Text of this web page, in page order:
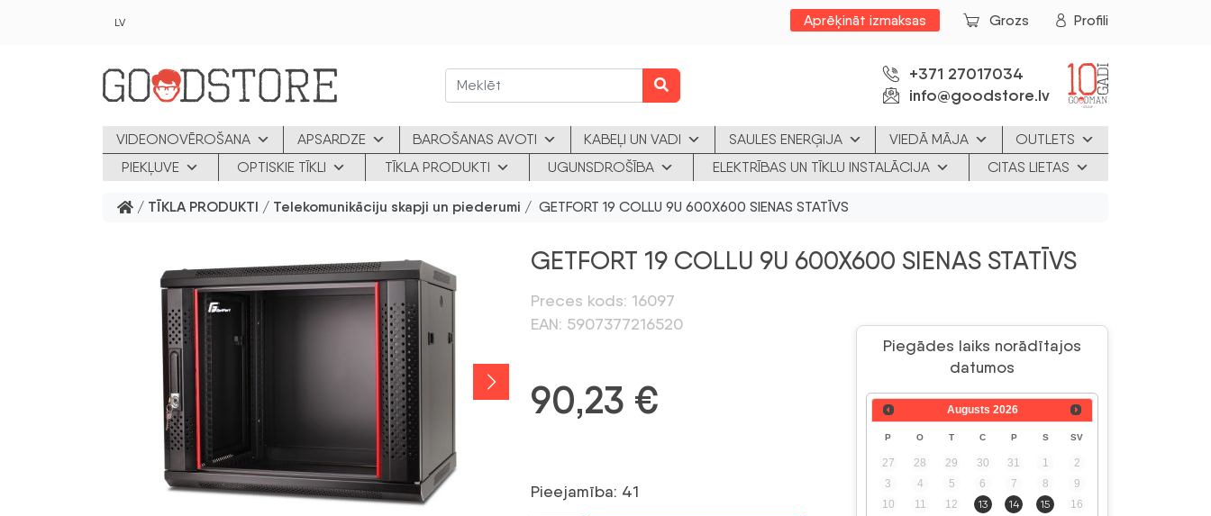
LV Aprēķināt izmaksas Grozs Profili
+371 27017034
info@goodstore.lv
VIDEONOVĒROŠANA APSARDZE BAROŠANAS AVOTI KABEĻI UN VADI SAULES ENERĢIJA VIEDĀ MĀJA
OUTLETS
PIEKĻUVE
OPTISKIE TĪKLI TĪKLA PRODUKTI UGUNSDROŠĪBA ELEKTRĪBAS UN TĪKLU INSTALĀCIJA CITAS LIETAS
/ TĪKLA PRODUKTI / Telekomunikāciju skapji un piederumi / GETFORT 19 COLLU 9U 600X600 SIENAS STATĪVS
GETFORT 19 COLLU 9U 600X600 SIENAS STATĪVS
Preces kods: 16097
EAN: 5907377216520
Piegādes laiks norādītajos
datumos
Augusts 2026
P O T C P S SV
27 28 29 30 31 1
2
3
4 5 6 7 8
9
10
11 12 13 14 15
16
90,23 €
Pieejamība: 41